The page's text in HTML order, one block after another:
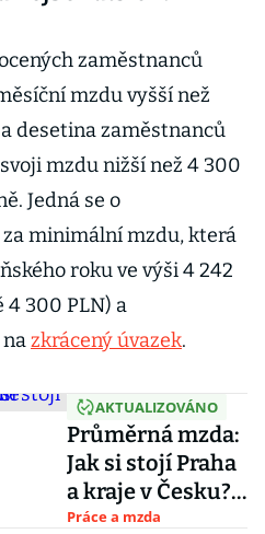
zaměstnanců
mzdu vyšší než
a desetina zaměstnanců
mzdu nižší než 4 300
Jedná se o
minimální mzdu, která
roku ve výši 4 242
4 300 PLN) a
zkrácený úvazek.
AKTUALIZOVÁNO
Průměrná mzda:
Jak si stojí Praha
a kraje v Česku?
Medián mezd
Práce a mzda